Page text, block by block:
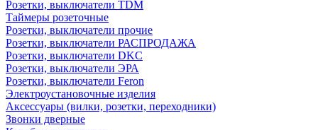
Розетки, выключатели TDM
Таймеры розеточные
Розетки, выключатели прочие
Розетки, выключатели РАСПРОДАЖА
Розетки, выключатели DKC
Розетки, выключатели ЭРА
Розетки, выключатели Feron
Электроустановочные изделия
Аксессуары (вилки, розетки, переходники)
Звонки дверные